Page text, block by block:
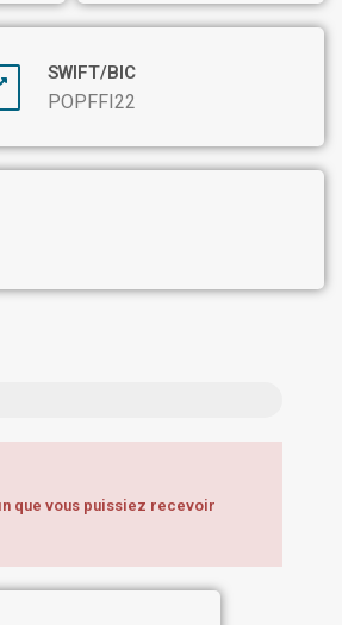
SWIFT/BIC
POPFFI22
que vous puissiez recevoir